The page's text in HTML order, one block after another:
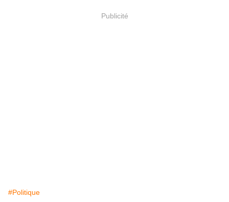
Publicité
#Politique